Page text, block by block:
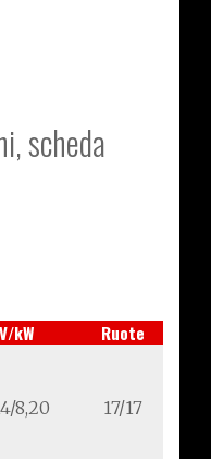
scheda
kW Ruote
8,20 17/17